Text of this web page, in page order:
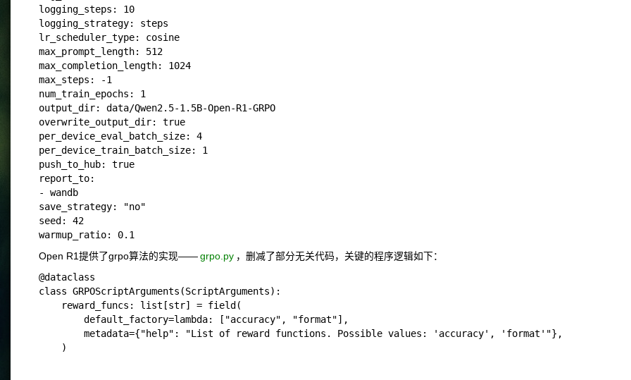
logging_steps: 10
logging_strategy: steps
lr_scheduler_type: cosine
max_prompt_length: 512
max_completion_length: 1024
max_steps: -1
num_train_epochs: 1
output_dir: data/Qwen2.5-1.5B-Open-R1-GRPO
overwrite_output_dir: true
per_device_eval_batch_size: 4
per_device_train_batch_size: 1
push_to_hub: true
report_to:
- wandb
save_strategy: "no"
seed: 42
Open R1提供了grpo算法的实现——grpo.py ，删减了部分无关代码，关键的程序逻辑如下：
@dataclass
class GRPOScriptArguments(ScriptArguments):
    reward_funcs: list[str] = field(
        default_factory=lambda: ["accuracy", "format"],
        metadata={"help": "List of reward functions. Possible values: 'accuracy', 'format'"},
    )